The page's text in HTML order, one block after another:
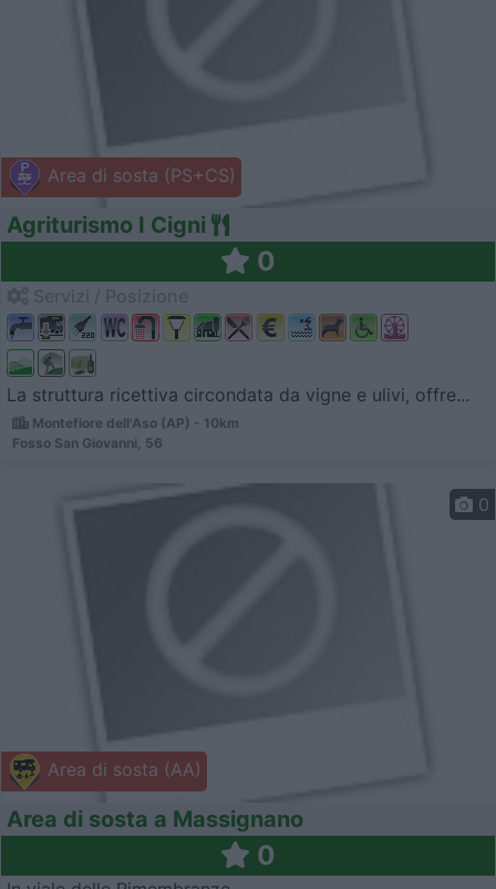
Area di sosta (PS+CS)
Agriturismo I Cigni
0
La struttura ricettiva circondata da vigne e ulivi, offre...
Montefiore dell'Aso (AP) - 10km
Fosso San Giovanni, 56
Area di sosta (AA)
0
Area di sosta a Massignano
0